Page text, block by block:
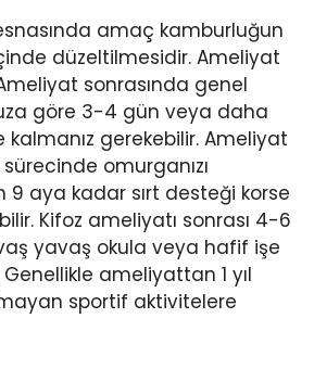
amaç kamburluğun
düzeltilmesidir. Ameliyat
sonrasında genel
göre 3-4 gün veya daha
gerekebilir. Ameliyat
omurganızı
9 aya kadar sırt desteği korse
Kifoz ameliyatı sonrası 4-6
yavaş okula veya hafif işe
ameliyattan 1 yıl
sportif aktivitelere